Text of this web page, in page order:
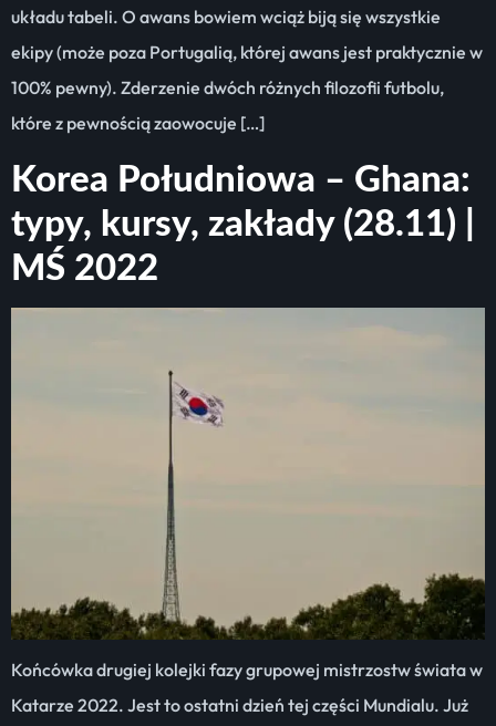
układu tabeli. O awans bowiem wciąż biją się wszystkie
ekipy (może poza Portugalią, której awans jest praktycznie w
100% pewny). Zderzenie dwóch różnych filozofii futbolu,
które z pewnością zaowocuje […]
Korea Południowa – Ghana:
typy, kursy, zakłady (28.11) |
MŚ 2022
Końcówka drugiej kolejki fazy grupowej mistrzostw świata w
Katarze 2022. Jest to ostatni dzień tej części Mundialu. Już